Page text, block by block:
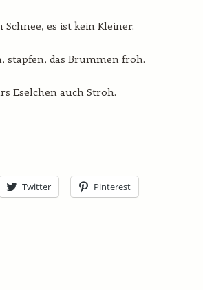
es ist kein Kleiner.
stapfen, das Brummen froh.
Eselchen auch Stroh.
Twitter Pinterest